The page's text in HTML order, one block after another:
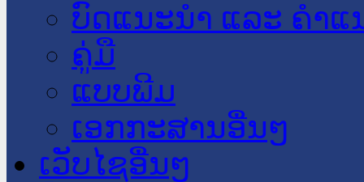
ບົດແນະນໍາ ແລະ ຄໍາແ
ຄູ່ມື
ແບບພີມ
ເອກກະສານອື່ນໆ
ເວັບໄຊອື່ນໆ